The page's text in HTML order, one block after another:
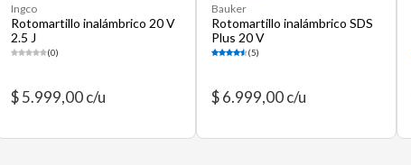
Ingco
Rotomartillo inalámbrico 20 V
2.5 J
(0)
$ 5.999,00 c/u
Bauker
Rotomartillo inalámbrico SDS
Plus 20 V
(5)
$ 6.999,00 c/u